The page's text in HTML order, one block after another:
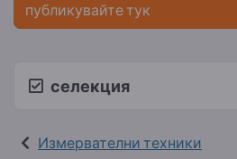
публикувайте тук
селекция
Измервателни техники